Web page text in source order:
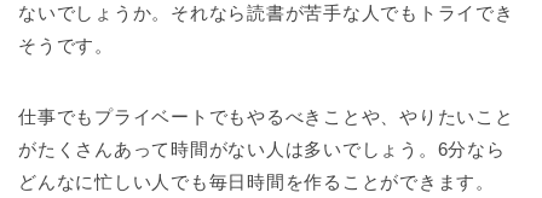
ないでしょうか。それなら読書が苦手な人でもトライでき
そうです。
仕事でもプライベートでもやるべきことや、やりたいこと
がたくさんあって時間がない人は多いでしょう。6分なら
どんなに忙しい人でも毎日時間を作ることができます。